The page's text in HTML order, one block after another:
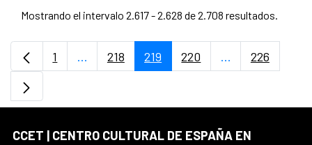
Mostrando el intervalo 2.617 - 2.628 de 2.708 resultados.
Página
1 ...Páginas intermedias Use TAB para
Página
218 Página
219 Página
220 ...PáginasPágina
226
CCET | CENTRO CULTURAL DE ESPAÑA EN